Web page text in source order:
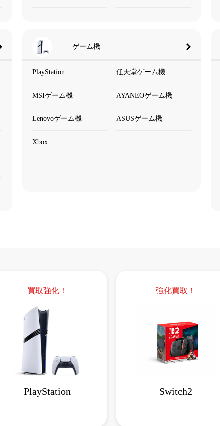
ゲーム機
PlayStation 任天堂ゲーム機
MSIゲーム機 AYANEOゲーム機
Lenovoゲーム機 ASUSゲーム機
Xbox
買取強化！
PlayStation
強化買取！
Switch2